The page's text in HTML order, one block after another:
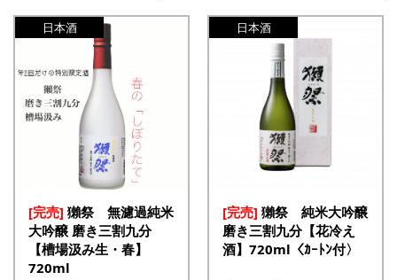
[完売] 獺祭 無濾過純米
大吟醸 磨き三割九分
【槽場汲み生・春】
720ml
日本酒
[完売] 獺祭 純米大吟醸
磨き三割九分【花冷え
酒】720ml〈ｶｰﾄﾝ付〉
日本酒